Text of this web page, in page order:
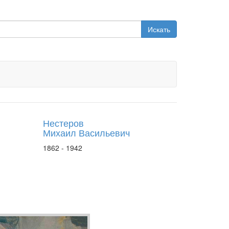
Искать
Нестеров
Михаил Васильевич
1862 - 1942